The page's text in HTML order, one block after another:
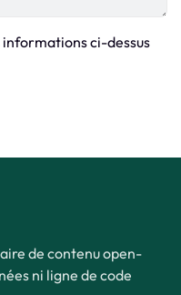
ci-dessus
de contenu open-
ni ligne de code